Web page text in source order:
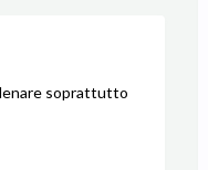
soprattutto